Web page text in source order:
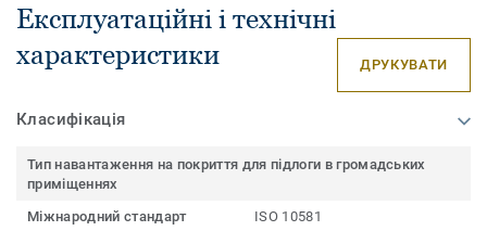
Експлуатаційні і технічні
характеристики
ДРУКУВАТИ
Класифікація
Тип навантаження на покриття для підлоги в громадських
приміщеннях
Міжнародний стандарт
ISO 10581